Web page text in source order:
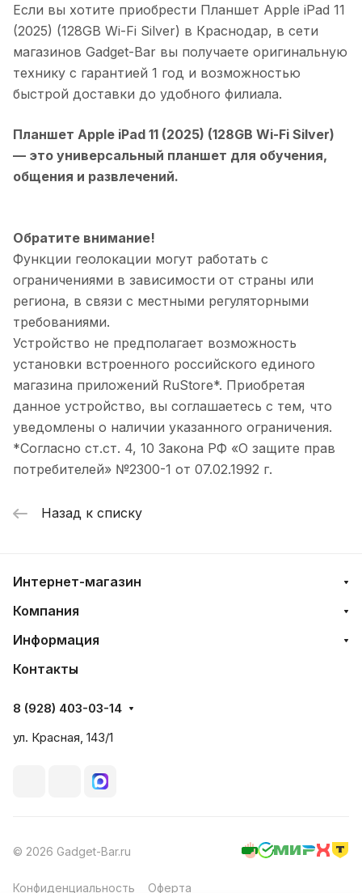
Если вы хотите приобрести Планшет Apple iPad 11
(2025) (128GB Wi-Fi Silver) в Краснодар, в сети
магазинов Gadget-Bar вы получаете оригинальную
технику с гарантией 1 год и возможностью
быстрой доставки до удобного филиала.
Планшет Apple iPad 11 (2025) (128GB Wi-Fi Silver)
— это универсальный планшет для обучения,
общения и развлечений.
Обратите внимание!
Функции геолокации могут работать с
ограничениями в зависимости от страны или
региона, в связи с местными регуляторными
требованиями.
Устройство не предполагает возможность
установки встроенного российского единого
магазина приложений RuStore*. Приобретая
данное устройство, вы соглашаетесь с тем, что
уведомлены о наличии указанного ограничения.
*Согласно ст.ст. 4, 10 Закона РФ «О защите прав
потребителей» №2300-1 от 07.02.1992 г.
Назад к списку
Интернет-магазин
Компания
Информация
Контакты
8 (928) 403-03-14
ул. Красная, 143/1
© 2026 Gadget-Bar.ru
Конфиденциальность Оферта